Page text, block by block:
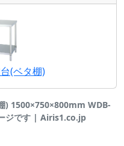
(ベタ棚)
) 1500×750×800mm WDB-
ジです | Airis1.co.jp